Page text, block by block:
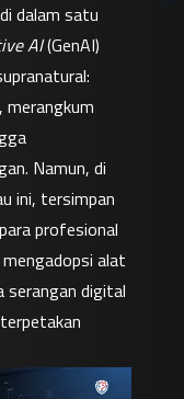
dalam satu
AI (GenAI)
merangkum
Namun, di
ini, tersimpan
profesional
alat
serangan digital